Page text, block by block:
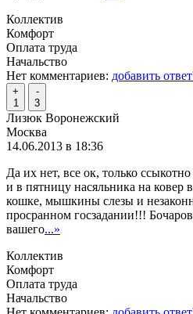
Коллектив
Комфорт
Оплата труда
Начальство
Нет комментариев: добавить
+
1
-
3
Лизюк Воронежский
Москва
14.06.2013 в 18:36
Да их нет, все ок, только
и в пятницу насяльника на ковер
кошке, мышкины слезы и
просранном госзадании!!!
вашего...»
Коллектив
Комфорт
Оплата труда
Начальство